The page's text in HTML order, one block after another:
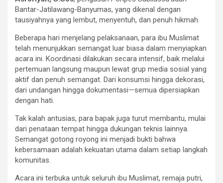
Bantar-Jatilawang-Banyumas, yang dikenal dengan
tausiyahnya yang lembut, menyentuh, dan penuh hikmah.
Beberapa hari menjelang pelaksanaan, para ibu Muslimat
telah menunjukkan semangat luar biasa dalam menyiapkan
acara ini. Koordinasi dilakukan secara intensif, baik melalui
pertemuan langsung maupun lewat grup media sosial yang
aktif dan penuh semangat. Dari konsumsi hingga dekorasi,
dari undangan hingga dokumentasi—semua dipersiapkan
dengan hati.
Tak kalah antusias, para bapak juga turut membantu, mulai
dari penataan tempat hingga dukungan teknis lainnya.
Semangat gotong royong ini menjadi bukti bahwa
kebersamaan adalah kekuatan utama dalam setiap langkah
komunitas.
Acara ini terbuka untuk seluruh ibu Muslimat, remaja putri,